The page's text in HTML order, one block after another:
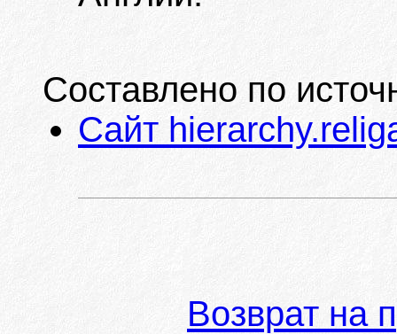
Составлено по
Сайт
Возврат на